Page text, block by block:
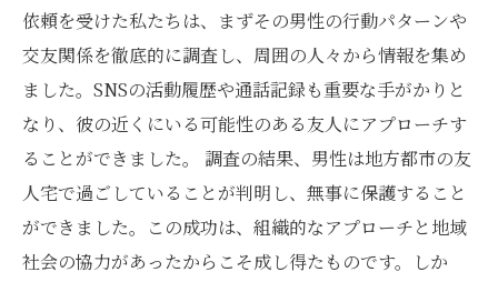
依頼を受けた私たちは、まずその男性の行動パターンや
交友関係を徹底的に調査し、周囲の人々から情報を集め
ました。SNSの活動履歴や通話記録も重要な手がかりと
なり、彼の近くにいる可能性のある友人にアプローチす
ることができました。 調査の結果、男性は地方都市の友
人宅で過ごしていることが判明し、無事に保護すること
ができました。この成功は、組織的なアプローチと地域
社会の協力があったからこそ成し得たものです。しか